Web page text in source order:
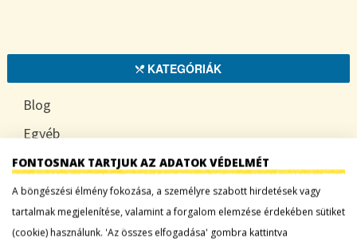
KATEGÓRIÁK
Blog
Egyéb
HOGYAN
TUDATOSAN
FONTOSNAK TARTJUK AZ ADATOK VÉDELMÉT
A böngészési élmény fokozása, a személyre szabott hirdetések vagy
tartalmak megjelenítése, valamint a forgalom elemzése érdekében sütiket
(cookie) használunk. 'Az összes elfogadása' gombra kattintva